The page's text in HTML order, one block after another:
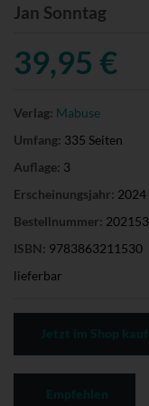
Jan Sonntag
39,95 €
Verlag: Mabuse
Umfang: 335 Seiten
Auflage: 3
Erscheinungsjahr: 2024
Bestellnummer: 202153
ISBN: 9783863211530
lieferbar